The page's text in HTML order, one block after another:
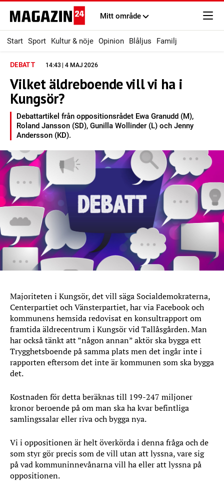
Mitt område
Start Sport Kultur & nöje Opinion Blåljus Familj
DEBATT 14:43 | 4 MAJ 2026
Vilket äldreboende vill vi ha i
Kungsör?
Debattartikel från oppositionsrådet Ewa Granudd (M),
Roland Jansson (SD), Gunilla Wollinder (L) och Jenny
Andersson (KD).
Majoriteten i Kungsör, det vill säga Socialdemokraterna,
Centerpartiet och Vänsterpartiet, har via Facebook och
kommunens hemsida redovisat en konsultrapport om
framtida äldrecentrum i Kungsör vid Tallåsgården. Man
har också tänkt att ”någon annan” aktör ska bygga ett
Trygghetsboende på samma plats men det ingår inte i
rapporten eftersom det inte är kommunen som ska bygga
det.
Kostnaden för detta beräknas till 199-247 miljoner
kronor beroende på om man ska ha kvar befintliga
samlingssalar eller riva och bygga nya.
Vi i oppositionen är helt överkörda i denna fråga och de
som styr gör precis som de vill utan att lyssna, vare sig
på vad kommuninnevånarna vill ha eller att lyssna på
oppositionen.